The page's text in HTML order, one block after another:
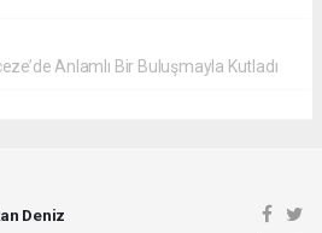
Anlamlı Bir Buluşmayla Kutladı
Deniz